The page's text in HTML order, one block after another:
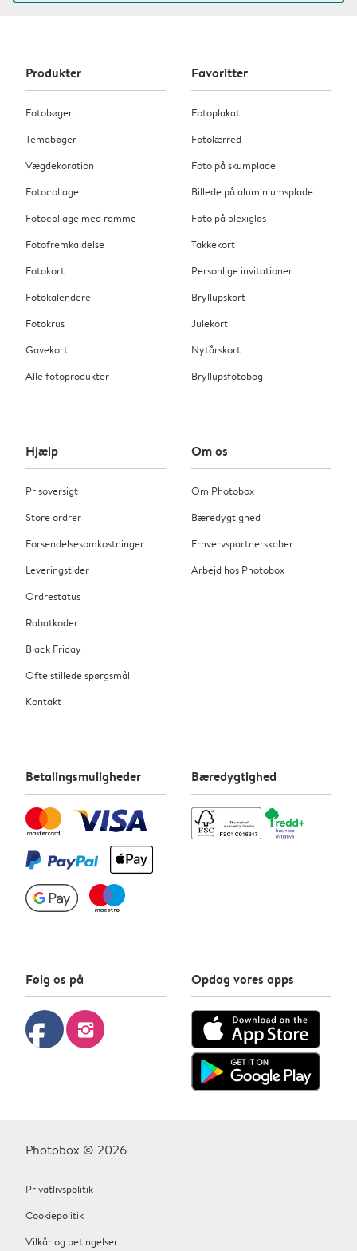
Produkter
Fotobøger
Temabøger
Vægdekoration
Fotocollage
Fotocollage med ramme
Fotofremkaldelse
Fotokort
Fotokalendere
Fotokrus
Gavekort
Alle fotoprodukter
Favoritter
Fotoplakat
Fotolærred
Foto på skumplade
Billede på aluminiumsplade
Foto på plexiglas
Takkekort
Personlige invitationer
Bryllupskort
Julekort
Nytårskort
Bryllupsfotobog
Hjælp
Prisoversigt
Store ordrer
Forsendelsesomkostninger
Leveringstider
Ordrestatus
Rabatkoder
Black Friday
Ofte stillede spørgsmål
Kontakt
Om os
Om Photobox
Bæredygtighed
Erhvervspartnerskaber
Arbejd hos Photobox
Betalingsmuligheder Bæredygtighed
Følg os på
facebook instagram
Opdag vores apps
Photobox © 2026
Privatlivspolitik
Cookiepolitik
Vilkår og betingelser